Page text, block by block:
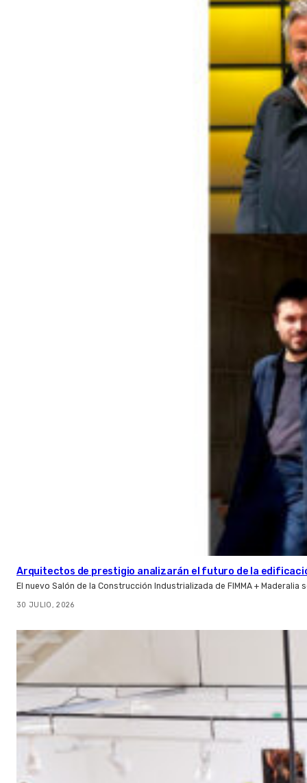
Arquitectos de prestigio analizarán el futuro de la
El nuevo Salón de la Construcción Industrializada de FIMMA +
30 JULIO, 2026